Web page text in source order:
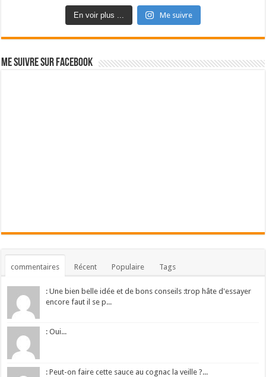
En voir plus ... Me suivre
Me suivre sur Facebook
commentaires Récent Populaire Tags
: Une bien belle idée et de bons conseils :trop hâte d'essayer
encore faut il se p...
: Oui...
: Peut-on faire cette sauce au cognac la veille ?...